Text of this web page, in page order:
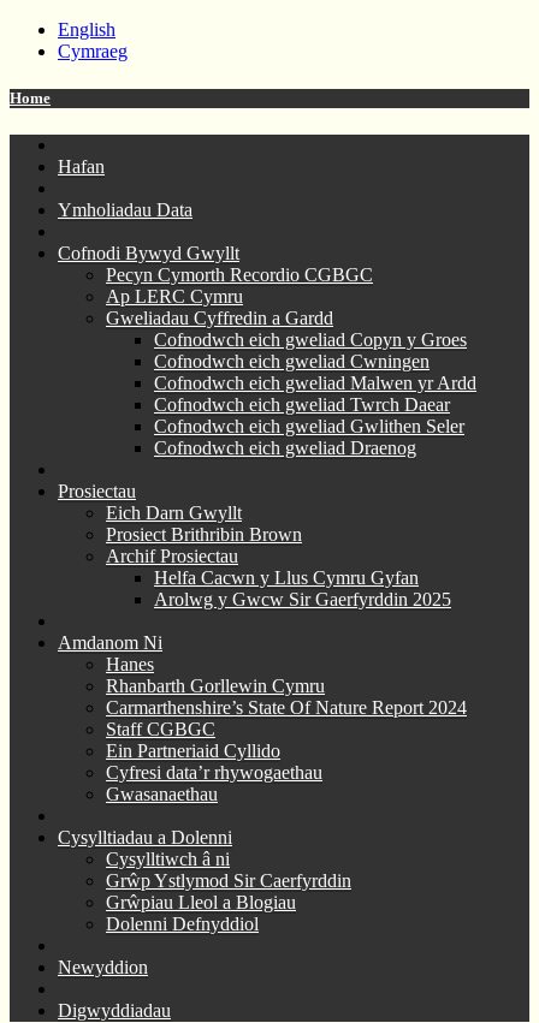
English
Cymraeg
Home
Hafan
Ymholiadau Data
Cofnodi Bywyd Gwyllt
Pecyn Cymorth Recordio CGBGC
Ap LERC Cymru
Gweliadau Cyffredin a Gardd
Cofnodwch eich gweliad Copyn y Groes
Cofnodwch eich gweliad Cwningen
Cofnodwch eich gweliad Malwen yr Ardd
Cofnodwch eich gweliad Twrch Daear
Cofnodwch eich gweliad Gwlithen Seler
Cofnodwch eich gweliad Draenog
Prosiectau
Eich Darn Gwyllt
Prosiect Brithribin Brown
Archif Prosiectau
Helfa Cacwn y Llus Cymru Gyfan
Arolwg y Gwcw Sir Gaerfyrddin 2025
Amdanom Ni
Hanes
Rhanbarth Gorllewin Cymru
Carmarthenshire’s State Of Nature Report 2024
Staff CGBGC
Ein Partneriaid Cyllido
Cyfresi data’r rhywogaethau
Gwasanaethau
Cysylltiadau a Dolenni
Cysylltiwch â ni
Grŵp Ystlymod Sir Caerfyrddin
Grŵpiau Lleol a Blogiau
Dolenni Defnyddiol
Newyddion
Digwyddiadau